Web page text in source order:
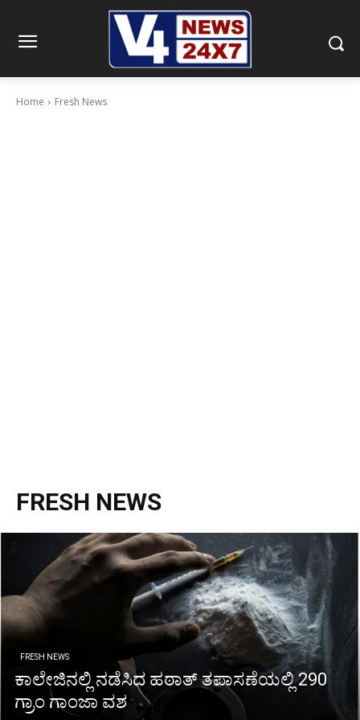
Home Fresh News
FRESH NEWS
FRESH NEWS
ಕಾಲೇಜಿನಲ್ಲಿ ನಡೆಸಿದ ಹಠಾತ್ ತಪಾಸಣೆಯಲ್ಲಿ 290
ಗ್ರಾಂ ಗಾಂಜಾ ವಶ